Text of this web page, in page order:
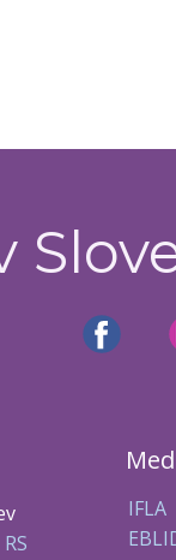
IFLA